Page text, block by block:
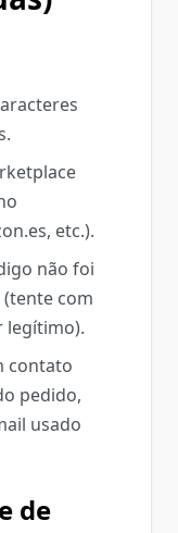
etc.).
não foi
com
legítimo).
contato
pedido,
usado
de